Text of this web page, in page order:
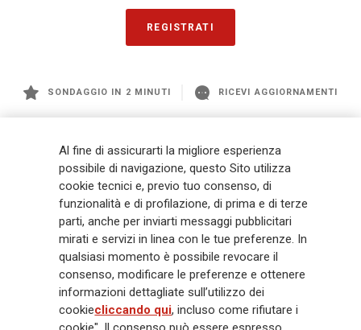
REGISTRATI
SONDAGGIO IN 2 MINUTI RICEVI AGGIORNAMENTI
management a livello globale, con premi complessivi pari a € 98,1
miliardi e € 900 miliardi di AUM nel 2025. Fondato nel 1831, con oltre 88
mila dipendenti e 163 mila agenti che servono 75 milioni di clienti, il
Gruppo ha una posizione di leadership in Europa e una presenza
crescente in Asia e America. Al centro della strategia di Generali c'è il suo
impegno Lifetime Partner verso i clienti, realizzato attraverso soluzioni
innovative e personalizzate, un'esperienza cliente di prima classe e le sue
capacità di distribuzione globale digitalizzata. Il Gruppo ha
completamente integrato la sostenibilità in tutte le scelte strategiche, con
l'obiettivo di creare valore per tutti gli stakeholder mentre costruisce una
società più equa e resiliente.
Al fine di assicurarti la migliore esperienza
possibile di navigazione, questo Sito utilizza
cookie tecnici e, previo tuo consenso, di
funzionalità e di profilazione, di prima e di terze
parti, anche per inviarti messaggi pubblicitari
mirati e servizi in linea con le tue preferenze. In
qualsiasi momento è possibile revocare il
consenso, modificare le preferenze e ottenere
informazioni dettagliate sull’utilizzo dei
cookiecliccando qui, incluso come rifiutare i